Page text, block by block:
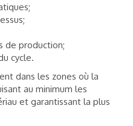
de production;
cycle.
dans les zones où la
au minimum les
et garantissant la plus